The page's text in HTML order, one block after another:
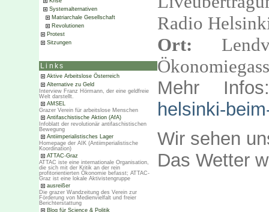
Systemalternativen
Matriarchale Gesellschaft
Revolutionen
Protest
Sitzungen
Links
Aktive Arbeitslose Österreich
Alternative zu Geld
Interview Franz Hörmann, der eine geldfreie
Welt darstellt.
AMSEL
Grazer Verein für arbeitslose Menschen
Antifaschistische Aktion (AfA)
Infoblatt der revolutionär antifaschistischen
Bewegung
Antiimperialistisches Lager
Homepage der AIK (Antiimperialistische
Koordination)
ATTAC-Graz
ATTAC iste eine internationale Organisation,
die sich mit der Kritik an der rein
profitorientierten Ökonomie befasst; ATTAC-
Graz ist eine lokale Aktivistengruppe
ausreißer
Die grazer Wandzeitung des Verein zur
Förderung von Medienvielfalt und freier
Berichterstattung
Blog für Science & Politik
Radio
Ort:
Mehr
helsinki-
Wir sehen
Das Wetter